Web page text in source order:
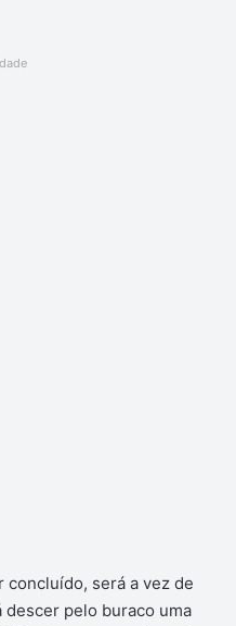
será a vez de
descer pelo buraco uma